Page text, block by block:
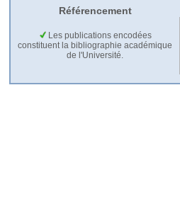
Référencement
Les publications encodées
constituent la bibliographie académique
de l'Université.